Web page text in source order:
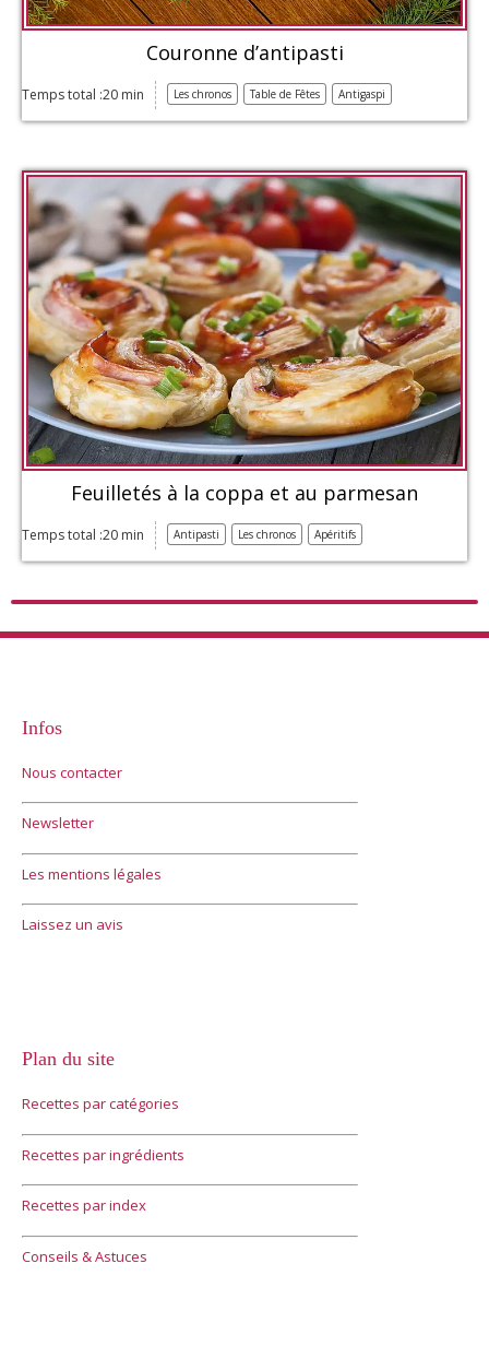
Couronne d’antipasti
Temps total :20 min Les chronos Table de Fêtes Antigaspi
Feuilletés à la coppa et au parmesan
Temps total :20 min Antipasti Les chronos Apéritifs
Infos
Nous contacter
Newsletter
Les mentions légales
Laissez un avis
Plan du site
Recettes par catégories
Recettes par ingrédients
Recettes par index
Conseils & Astuces